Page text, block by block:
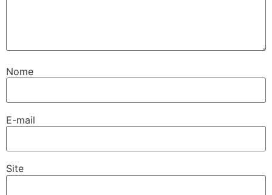
Nome
E-mail
Site